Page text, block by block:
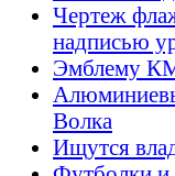
Чертеж
надписью
Эмблему
Волка
Ищутся